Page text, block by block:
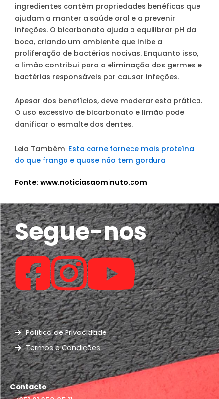
ingredientes contêm propriedades benéficas que
ajudam a manter a saúde oral e a prevenir
infeções. O bicarbonato ajuda a equilibrar pH da
boca, criando um ambiente que inibe a
proliferação de bactérias nocivas. Enquanto isso,
o limão contribui para a eliminação dos germes e
bactérias responsáveis por causar infeções.
Apesar dos benefícios, deve moderar esta prática.
O uso excessivo de bicarbonato e limão pode
danificar o esmalte dos dentes.
Leia Também: Esta carne fornece mais proteína
do que frango e quase não tem gordura
Fonte: www.noticiasaominuto.com
Segue-nos
Política de Privacidade
Termos e Condições
Contacto